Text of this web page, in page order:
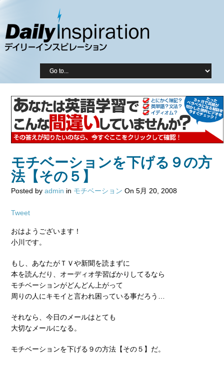
モチベーションを下げる９の方
法【その５】
Posted by admin in モチベーション On 5月 20, 2008
Tweet
おはようございます！
小川です。
もし、あなたがＴＶや新聞を読まずに
本を読んだり、オーディオ学習ばかりしてるなら
モチベーションがどんどん上がって
周りの人にキモイと言われ困っている事だろう…
それなら、今日のメールはとても
大切なメールになる。
モチベーションを下げる９の方法【その５】だ。